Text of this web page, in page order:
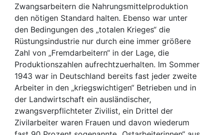
Zwangsarbeitern die Nahrungsmittelproduktion
den nötigen Standard halten. Ebenso war unter
den Bedingungen des „totalen Krieges“ die
Rüstungsindustrie nur durch eine immer größere
Zahl von „Fremdarbeitern“ in der Lage, die
Produktionszahlen aufrechtzuerhalten. Im Sommer
1943 war in Deutschland bereits fast jeder zweite
Arbeiter in den „kriegswichtigen“ Betrieben und in
der Landwirtschaft ein ausländischer,
zwangsverpflichteter Zivilist, ein Drittel der
Zivilarbeiter waren Frauen und davon wiederum